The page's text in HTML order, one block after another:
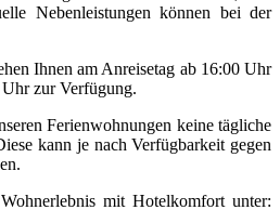
Nebenleistungen können bei der
Ihnen am Anreisetag ab 16:00 Uhr
zur Verfügung.
Ferienwohnungen keine tägliche
kann je nach Verfügbarkeit gegen
mit Hotelkomfort unter: